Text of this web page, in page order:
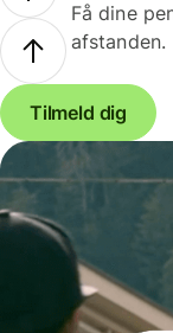
Få dine
afstanden.
Tilmeld dig